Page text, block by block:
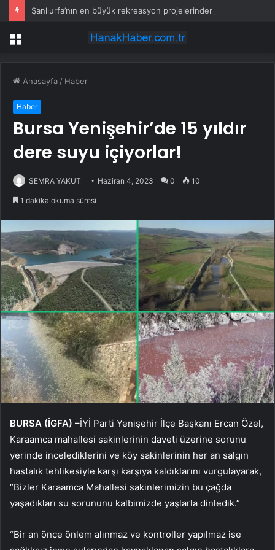
Menü
Anasayfa / Haber
Haber
Bursa Yenişehir’de 15 yıldır
dere suyu içiyorlar!
SEMRA YAKUT Haziran 4, 2023 0 10
1 dakika okuma süresi
BURSA (İGFA) –İYİ Parti Yenişehir İlçe Başkanı Ercan Özel,
Karaamca mahallesi sakinlerinin daveti üzerine sorunu
yerinde incelediklerini ve köy sakinlerinin her an salgın
hastalık tehlikesiyle karşı karşıya kaldıklarını vurgulayarak,
“Bizler Karaamca Mahallesi sakinlerimizin bu çağda
yaşadıkları su sorununu kalbimizde yaşlarla dinledik.”
“Bir an önce önlem alınmaz ve kontroller yapılmaz ise